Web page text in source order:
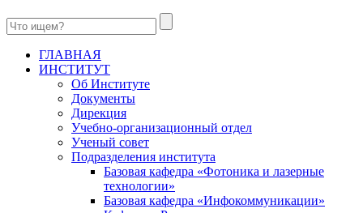
ГЛАВНАЯ
ИНСТИТУТ
Об Институте
Документы
Дирекция
Учебно-организационный отдел
Ученый совет
Подразделения института
Базовая кафедра «Фотоника и лазерные
технологии»
Базовая кафедра «Инфокоммуникации»